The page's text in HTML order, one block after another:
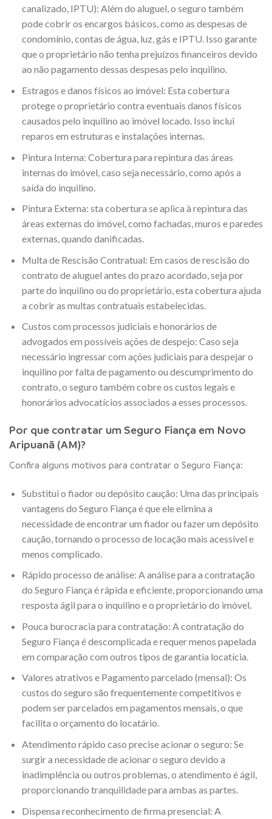
canalizado, IPTU): Além do aluguel, o seguro também
pode cobrir os encargos básicos, como as despesas de
condomínio, contas de água, luz, gás e IPTU. Isso garante
que o proprietário não tenha prejuízos financeiros devido
ao não pagamento dessas despesas pelo inquilino.
Estragos e danos físicos ao imóvel: Esta cobertura
protege o proprietário contra eventuais danos físicos
causados pelo inquilino ao imóvel locado. Isso inclui
reparos em estruturas e instalações internas.
Pintura Interna: Cobertura para repintura das áreas
internas do imóvel, caso seja necessário, como após a
saída do inquilino.
Pintura Externa: sta cobertura se aplica à repintura das
áreas externas do imóvel, como fachadas, muros e paredes
externas, quando danificadas.
Multa de Rescisão Contratual: Em casos de rescisão do
contrato de aluguel antes do prazo acordado, seja por
parte do inquilino ou do proprietário, esta cobertura ajuda
a cobrir as multas contratuais estabelecidas.
Custos com processos judiciais e honorários de
advogados em possíveis ações de despejo: Caso seja
necessário ingressar com ações judiciais para despejar o
inquilino por falta de pagamento ou descumprimento do
contrato, o seguro também cobre os custos legais e
honorários advocatícios associados a esses processos.
Por que contratar um Seguro Fiança em Novo
Aripuanã (AM)?
Confira alguns motivos para contratar o Seguro Fiança:
Substitui o fiador ou depósito caução: Uma das principais
vantagens do Seguro Fiança é que ele elimina a
necessidade de encontrar um fiador ou fazer um depósito
caução, tornando o processo de locação mais acessível e
menos complicado.
Rápido processo de análise: A análise para a contratação
do Seguro Fiança é rápida e eficiente, proporcionando uma
resposta ágil para o inquilino e o proprietário do imóvel.
Pouca burocracia para contratação: A contratação do
Seguro Fiança é descomplicada e requer menos papelada
em comparação com outros tipos de garantia locatícia.
Valores atrativos e Pagamento parcelado (mensal): Os
custos do seguro são frequentemente competitivos e
podem ser parcelados em pagamentos mensais, o que
facilita o orçamento do locatário.
Atendimento rápido caso precise acionar o seguro: Se
surgir a necessidade de acionar o seguro devido a
inadimplência ou outros problemas, o atendimento é ágil,
proporcionando tranquilidade para ambas as partes.
Dispensa reconhecimento de firma presencial: A